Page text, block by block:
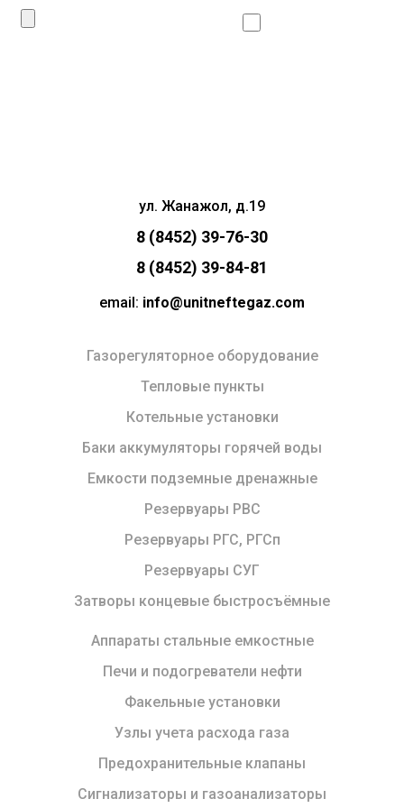
ул. Жанажол, д.19
8 (8452) 39-76-30
8 (8452) 39-84-81
email: info@unitneftegaz.com
Газорегуляторное оборудование
Тепловые пункты
Котельные установки
Баки аккумуляторы горячей воды
Емкости подземные дренажные
Резервуары РВС
Резервуары РГС, РГСп
Резервуары СУГ
Затворы концевые быстросъёмные
Аппараты стальные емкостные
Печи и подогреватели нефти
Факельные установки
Узлы учета расхода газа
Предохранительные клапаны
Сигнализаторы и газоанализаторы